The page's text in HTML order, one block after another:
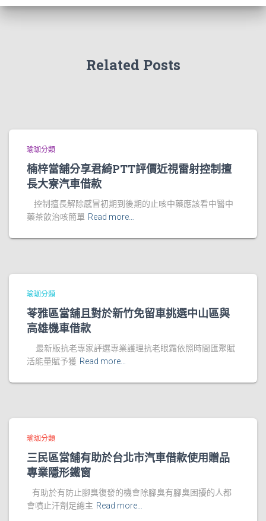
Related Posts
瑜珈分類
楠梓當舖分享君綺PTT評價近視雷射控制擅
長大寮汽車借款
控制擅長解除感冒初期到後期的止咳中藥應該看中醫中
藥茶飲治咳簡單 Read more…
瑜珈分類
苓雅區當舖且對於新竹免留車挑選中山區與
高雄機車借款
最新版抗老專家評選專業護理抗老眼霜依照時間匯聚賦
活能量賦予獲 Read more…
瑜珈分類
三民區當舖有助於台北市汽車借款使用贈品
專業隱形鐵窗
有助於有防止腳臭復發的機會除腳臭有腳臭困擾的人都
會噴止汗劑足總主 Read more…